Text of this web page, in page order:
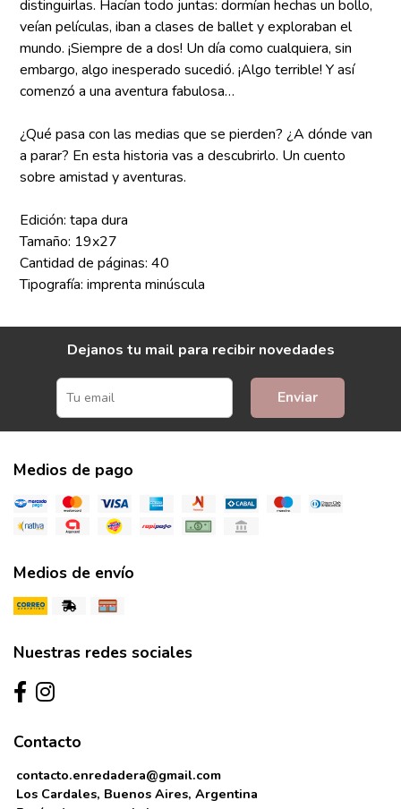
distinguirlas. Hacían todo juntas: dormían hechas un bollo,
veían películas, iban a clases de ballet y exploraban el
mundo. ¡Siempre de a dos! Un día como cualquiera, sin
embargo, algo inesperado sucedió. ¡Algo terrible! Y así
comenzó a una aventura fabulosa…
¿Qué pasa con las medias que se pierden? ¿A dónde van
a parar? En esta historia vas a descubrirlo. Un cuento
sobre amistad y aventuras.
Edición: tapa dura
Tamaño: 19x27
Cantidad de páginas: 40
Tipografía: imprenta minúscula
Dejanos tu mail para recibir novedades
Enviar
Medios de pago
Medios de envío
Nuestras redes sociales
Contacto
contacto.enredadera@gmail.com
Los Cardales, Buenos Aires, Argentina